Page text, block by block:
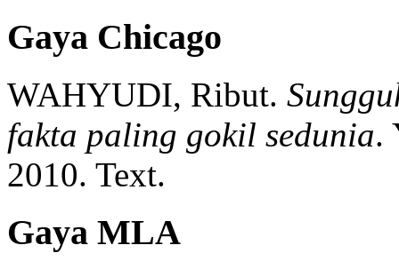
Gaya Chicago
WAHYUDI, Ribut.
fakta paling gokil sedunia.
2010. Text.
Gaya MLA